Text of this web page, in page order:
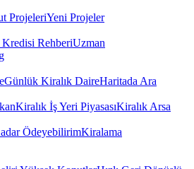
ProjeleriYeni Projeler
RehberiUzman
Günlük Kiralık DaireHaritada Ara
Kiralık İş Yeri PiyasasıKiralık Arsa
ÖdeyebilirimKiralama